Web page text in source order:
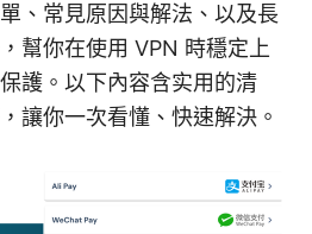
、常見原因與解法、以及長
幫你在使用 VPN 時穩定上
護。以下內容含实用的清
讓你一次看懂、快速解決。